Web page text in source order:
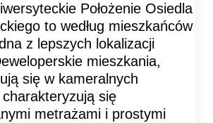
Położenie Osiedla
to według mieszkańców
z lepszych lokalizacji
mieszkania,
się w kameralnych
charakteryzują się
metrażami i prostymi